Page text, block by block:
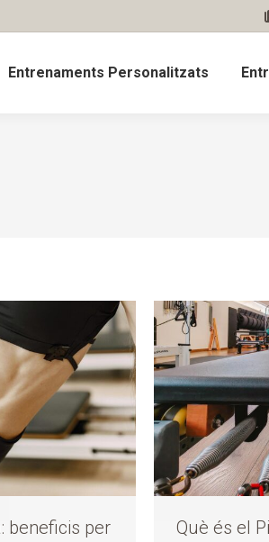
Entrenaments Personalitzats
beneficis per
Què és el